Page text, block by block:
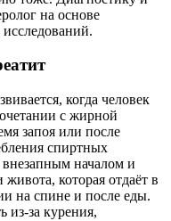
на основе
когда человек
с жирной
запоя или после
спиртных
внезапным началом и
которая отдаёт в
на спине и после еды.
из-за курения,